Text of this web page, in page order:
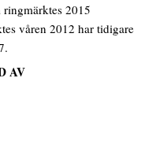
2015
våren 2012 har tidigare
AV